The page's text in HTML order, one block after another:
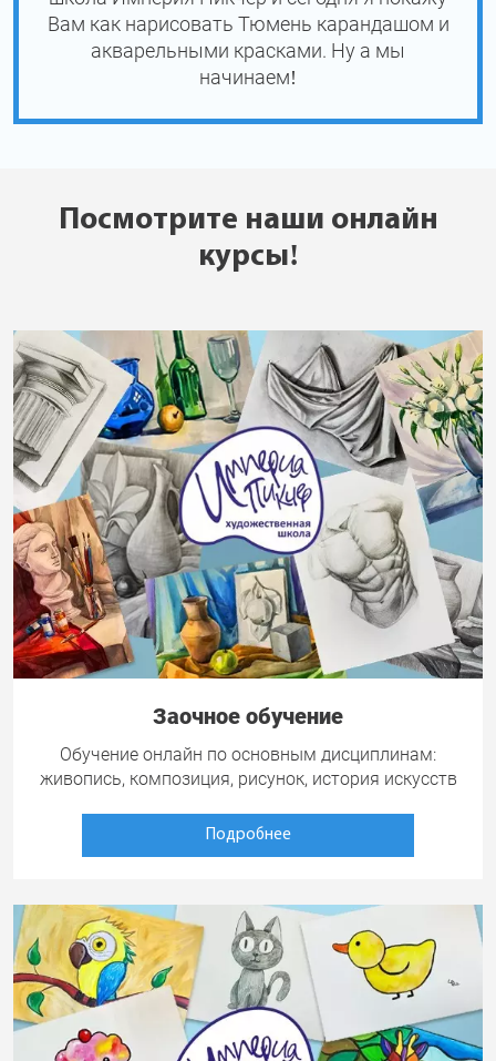
Вам как нарисовать Тюмень карандашом и
акварельными красками. Ну а мы
начинаем!
Посмотрите наши онлайн
курсы!
Заочное обучение
Обучение онлайн по основным дисциплинам:
живопись, композиция, рисунок, история искусств
Подробнее